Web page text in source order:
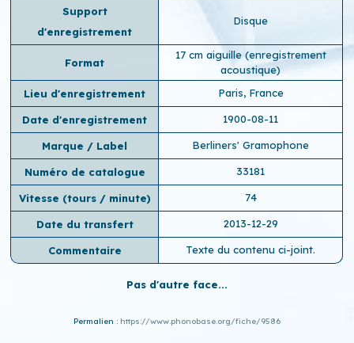
Support
d'enregistrement
Disque
Format
17 cm aiguille (enregistrement
acoustique)
Lieu d'enregistrement
Paris, France
Date d'enregistrement 1900-08-11
Marque / Label Berliners' Gramophone
Numéro de catalogue 33181
Vitesse (tours / minute) 74
Date du transfert 2013-12-29
Commentaire Texte du contenu ci-joint.
Pas d'autre face...
Permalien : https://www.phonobase.org/fiche/9586